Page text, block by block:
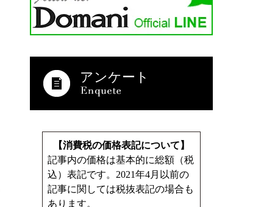
アンケート
【消費税の価格表記について】
記事内の価格は基本的に総額（税
込）表記です。2021年4月以前の
記事に関しては税抜表記の場合も
あります。